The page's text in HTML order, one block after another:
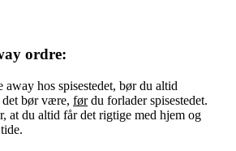
ordre:
hos spisestedet, bør du altid
det bør være, førdu forlader spisestedet.
at du altid får det rigtige med hjem og